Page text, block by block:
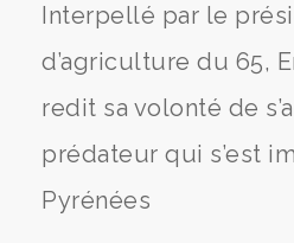
Interpellé par le
d’agriculture du 65,
redit sa volonté de
prédateur qui s’est
Pyrénées